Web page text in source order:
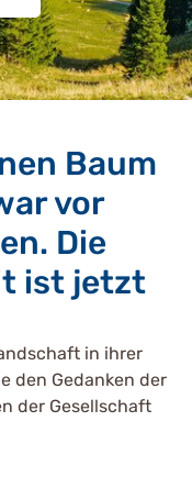
Baum
vor
Die
ist jetzt
in ihrer
den Gedanken der
der Gesellschaft